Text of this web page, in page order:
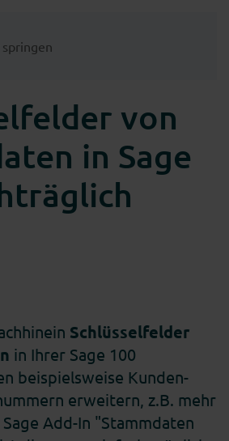
von
in Sage
Schlüsselfelder
in Ihrer Sage 100
beispielsweise Kunden-
erweitern, z.B. mehr
Add-In "Stammdaten